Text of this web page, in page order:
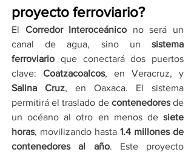
proyecto ferroviario?
El Corredor Interoceánico no será un
canal de agua, sino un sistema
ferroviario que conectará dos puertos
clave: Coatzacoalcos
Salina Cruz, en Oaxaca. El sistema
permitirá el traslado de contenedores de
un océano al otro en menos de siete
horas, movilizando hasta 1.4 millones de
contenedores al año. Este proyecto